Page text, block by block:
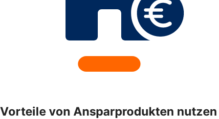
Vorteile von Ansparprodukten nutzen